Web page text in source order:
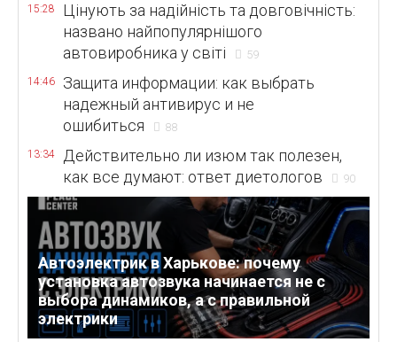
15:28
Цінують за надійність та довговічність:
названо найпопулярнішого
автовиробника у світі
59
14:46
Защита информации: как выбрать
надежный антивирус и не
ошибиться
88
13:34
Действительно ли изюм так полезен,
как все думают: ответ диетологов
90
Автоэлектрик в Харькове: почему
установка автозвука начинается не с
выбора динамиков, а с правильной
электрики